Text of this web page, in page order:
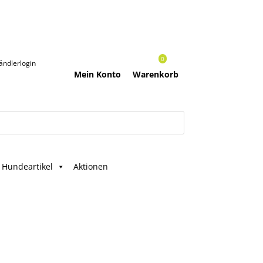
Warenkorb
0
Mein Konto
Hundeartikel Aktionen